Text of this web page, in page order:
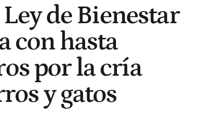
de Bienestar
con hasta
por la cría
y gatos